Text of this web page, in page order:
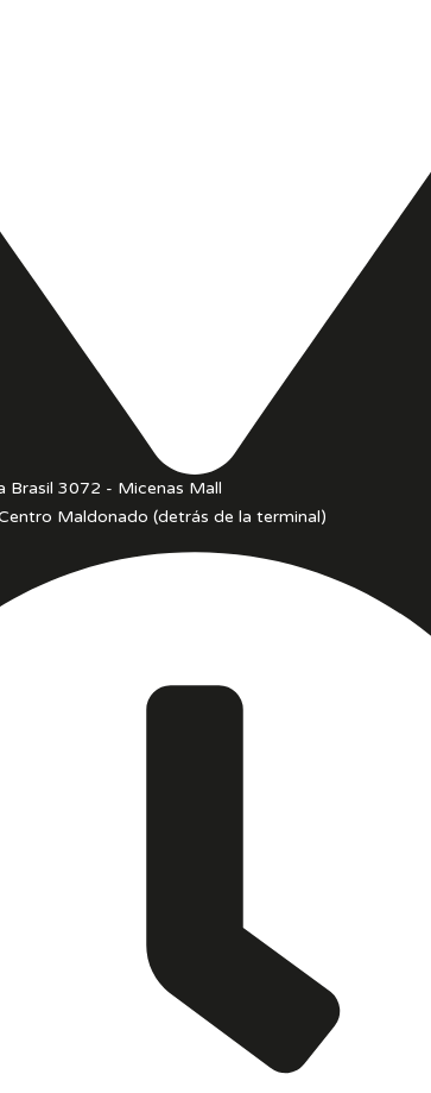
Brasil 3072 - Micenas Mall
Maldonado (detrás de la terminal)